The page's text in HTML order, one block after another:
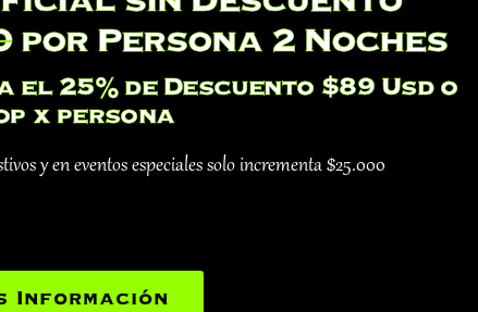
por Persona 2 Noches
el 25% de Descuento $89 Usd o
x persona
y en eventos especiales solo incrementa $25.000
Información